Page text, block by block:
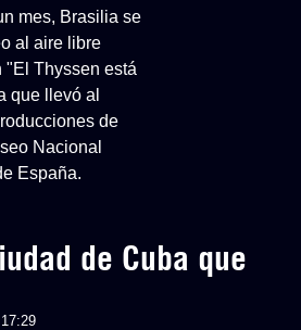
mes, Brasilia se
al aire libre
"El Thyssen está
que llevó al
de
Nacional
España.
de Cuba que